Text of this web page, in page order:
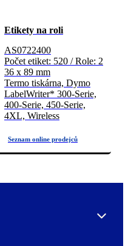
Etikety na roli
AS0722400
Počet etiket: 520 / Role: 2
36 x 89 mm
Termo tiskárna, Dymo
LabelWriter* 300-Serie,
400-Serie, 450-Serie,
4XL, Wireless
Expand